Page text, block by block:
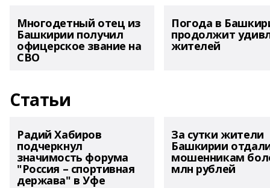
Многодетный отец из
Башкирии получил
офицерское звание на
СВО
Погода в
продолжит
жителей
Статьи
Радий Хабиров
подчеркнул
значимость форума
"Россия – спортивная
держава" в Уфе
За сутки жители
Башкирии
мошенникам
млн рублей